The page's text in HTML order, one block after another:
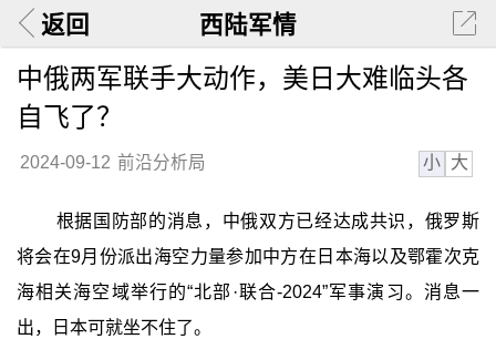
返回 西陆军情
中俄两军联手大动作，美日大难临头各
自飞了？
2024-09-12 前沿分析局 小 大
根据国防部的消息，中俄双方已经达成共识，俄罗斯
将会在9月份派出海空力量参加中方在日本海以及鄂霍次克
海相关海空域举行的“北部·联合-2024”军事演习。消息一
出，日本可就坐不住了。